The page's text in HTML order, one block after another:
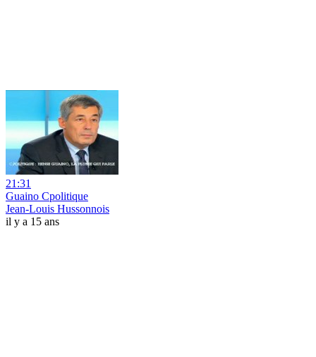
21:31
Guaino Cpolitique
Jean-Louis Hussonnois
il y a 15 ans